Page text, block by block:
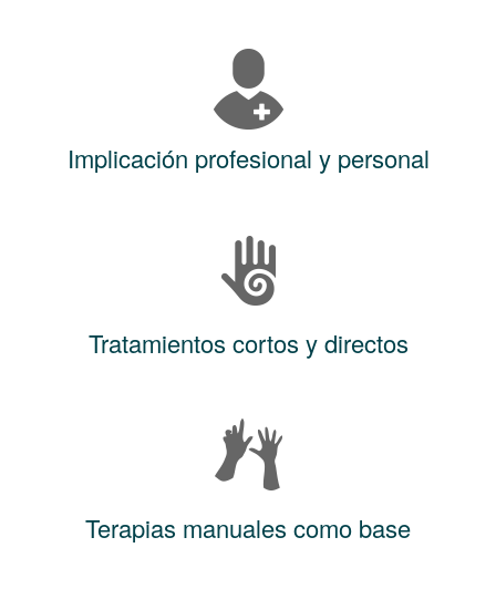
Implicación profesional y personal
Tratamientos cortos y directos
Terapias manuales como base